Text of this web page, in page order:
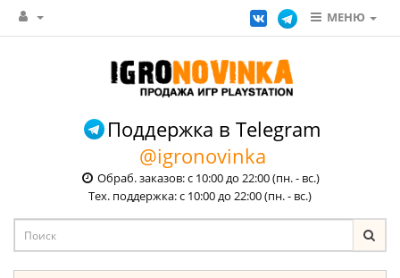
МЕНЮ
Поддержка в Telegram
@igronovinka
Обраб. заказов: с 10:00 до 22:00 (пн. - вс.)
Тех. поддержка: с 10:00 до 22:00 (пн. - вс.)